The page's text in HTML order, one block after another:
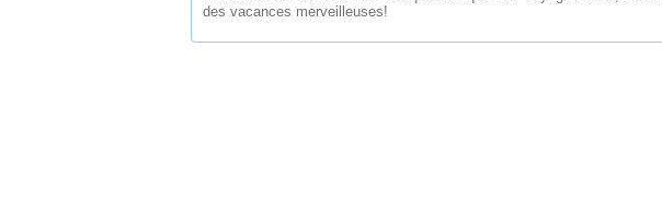
des vacances merveilleuses!